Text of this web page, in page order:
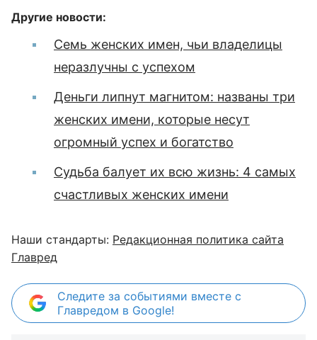
Другие новости:
Семь женских имен, чьи владелицы
неразлучны с успехом
Деньги липнут магнитом: названы три
женских имени, которые несут
огромный успех и богатство
Судьба балует их всю жизнь: 4 самых
счастливых женских имени
Наши стандарты: Редакционная политика сайта
Главред
Следите за событиями вместе с
Главредом в Google!